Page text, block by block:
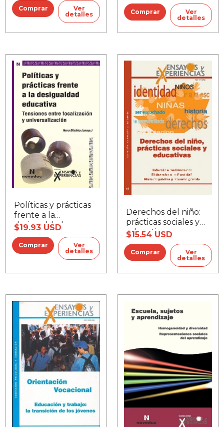
Ver
detalles
Ver
detalles
Políticas y prácticas
frente a la
desigualdad
educativa
$19.93 USD
Ver
detalles
Derechos del niño:
prácticas sociales y
educativas
$15.54 USD
Ver
detalles